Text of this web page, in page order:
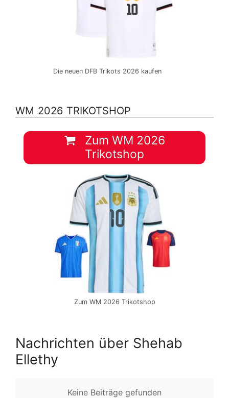
Die neuen DFB Trikots 2026 kaufen
WM 2026 TRIKOTSHOP
Zum WM 2026
Trikotshop
Zum WM 2026 Trikotshop
Nachrichten über Shehab
Ellethy
Keine Beiträge gefunden